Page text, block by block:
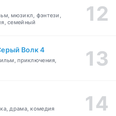
мюзикл, фэнтези,
семейный
Волк 4
приключения,
драма, комедия